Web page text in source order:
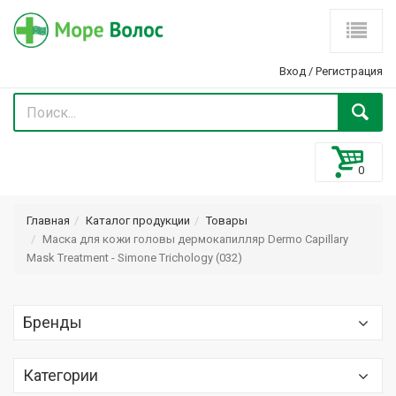
Вход / Регистрация
Главная Каталог продукции
Товары
Маска для кожи головы дермокапилляр Dermo Capillary
Mask Treatment - Simone Trichology (032)
Бренды
Категории